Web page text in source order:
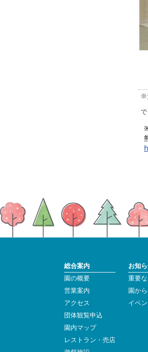
※
総合案内
園の概要
営業案内
アクセス
団体観覧申込
園内マップ
レストラン・売店
お知
重要
園か
イベ